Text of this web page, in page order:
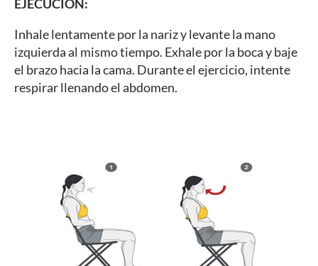
EJECUCIÓN:
Inhale lentamente por la nariz y levante la mano
izquierda al mismo tiempo. Exhale por la boca y baje
el brazo hacia la cama. Durante el ejercicio, intente
respirar llenando el abdomen.